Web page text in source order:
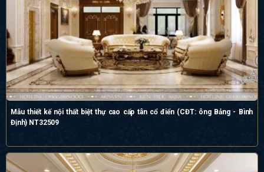
Mẫu thiết kế nội thất biệt thự cao cấp tân cổ điển (CĐT: ông Bảng - Bình
Định) NT32509